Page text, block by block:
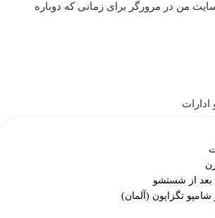
من در مرورگر برای زمانی که دوباره
بعد از شستشو
شامپو تگزاپون (آلمان)